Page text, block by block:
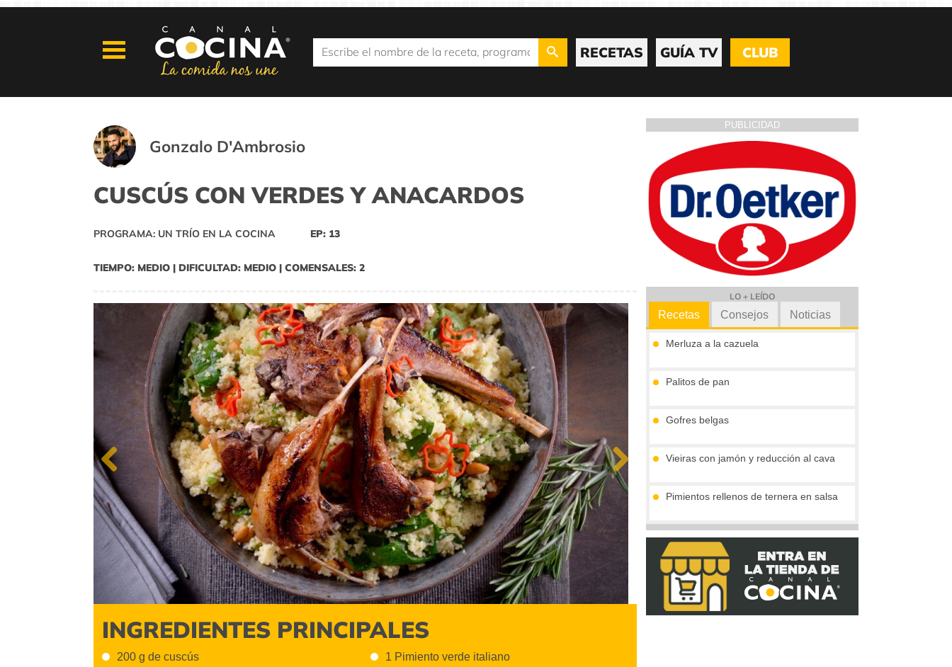
RECETAS GUÍA TV CLUB
Gonzalo D'Ambrosio
CUSCÚS CON VERDES Y ANACARDOS
PROGRAMA: UN TRÍO EN LA COCINA EP: 13
TIEMPO: MEDIO | DIFICULTAD: MEDIO | COMENSALES: 2
Previous Next
INGREDIENTES PRINCIPALES
200 g de cuscús
1 Pimiento verde italiano
PUBLICIDAD
LO + LEÍDO
Recetas
Merluza a la cazuela
Palitos de pan
Gofres belgas
Vieiras con jamón y reducción al cava
Pimientos rellenos de ternera en salsa
Marmita julius
Consejos Noticias